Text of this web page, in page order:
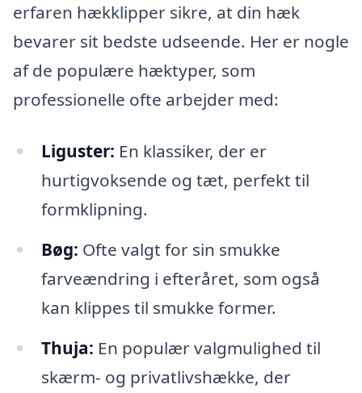
erfaren hækklipper sikre, at din hæk
bevarer sit bedste udseende. Her er nogle
af de populære hæktyper, som
professionelle ofte arbejder med:
Liguster: En klassiker, der er
hurtigvoksende og tæt, perfekt til
formklipning.
Bøg: Ofte valgt for sin smukke
farveændring i efteråret, som også
kan klippes til smukke former.
Thuja: En populær valgmulighed til
skærm- og privatlivshække, der